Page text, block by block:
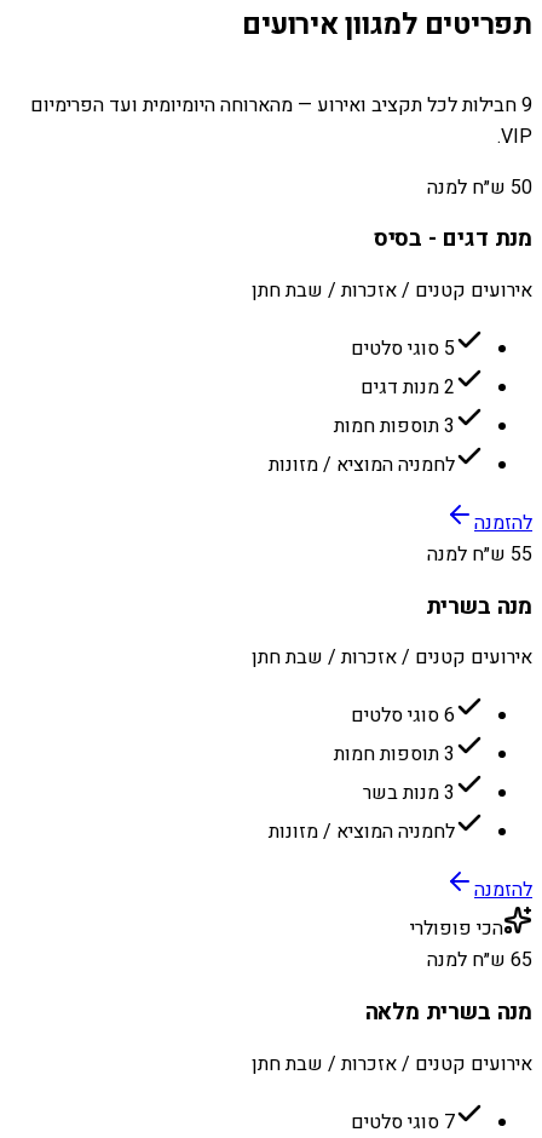
תפריטים למגוון אירועים
9 חבילות לכל תקציב ואירוע — מהארוחה היומיומית ועד הפרימיום
VIP.
50 ש״ח למנה
מנת דגים - בסיס
אירועים קטנים / אזכרות / שבת חתן
5 סוגי סלטים
2 מנות דגים
3 תוספות חמות
לחמניה המוציא / מזונות
להזמנה
55 ש״ח למנה
מנה בשרית
אירועים קטנים / אזכרות / שבת חתן
6 סוגי סלטים
3 תוספות חמות
3 מנות בשר
לחמניה המוציא / מזונות
להזמנה
הכי פופולרי
65 ש״ח למנה
מנה בשרית מלאה
אירועים קטנים / אזכרות / שבת חתן
7 סוגי סלטים